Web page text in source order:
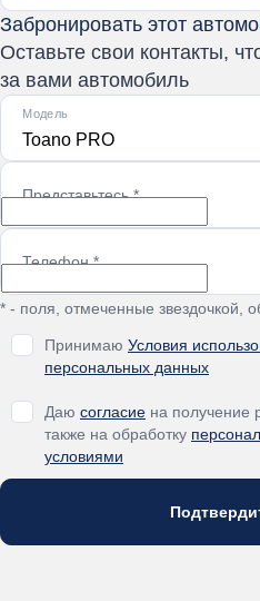
Забронировать этот
Оставьте свои контакты,
за вами автомобиль
Модель
Toano PRO
Представьтесь*
Телефон*
* - поля, отмеченные звездочкой,
Принимаю Условия
персональных данных
Даю согласие на получение
также на обработку
условиями